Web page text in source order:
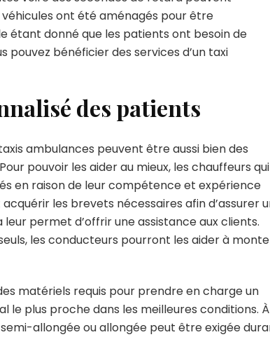
ont été aménagés pour être
étant donné que les patients ont besoin de
pouvez bénéficier des services d’un taxi
des patients
ambulances peuvent être aussi bien des
pouvoir les aider au mieux, les chauffeurs qui
en raison de leur compétence et expérience
les brevets nécessaires afin d’assurer
permet d’offrir une assistance aux clients.
les conducteurs pourront les aider à
matériels requis pour prendre en charge un
le plus proche dans les meilleures conditions. À
allongée ou allongée peut être exigée